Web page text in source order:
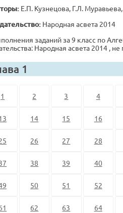
Е.П. Кузнецова, Г.Л.
Народная асвета 2014
заданий за 9 класс по
Народная асвета 2014 ,
1
1 2 3 4
14 15 16
26 27 28
38 39 40
50 51 52
62 63 64